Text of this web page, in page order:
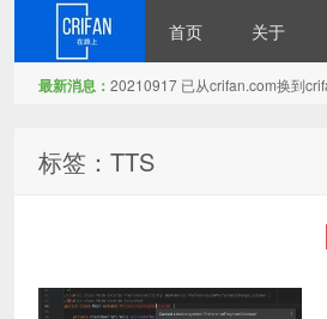
首页 关于
最新消息： 20210917 已从crifan.com换到
标签：TTS